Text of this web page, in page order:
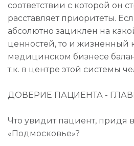
соответствии с которой он
расставляет приоритеты.
абсолютно зациклен на
ценностей, то и жизненный
медицинском бизнесе
т.к. в центре этой системы
ДОВЕРИЕ ПАЦИЕНТА -
Что увидит пациент, придя
«Подмосковье»?